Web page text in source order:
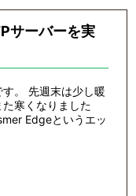
サーバーを実
。 先週末は少し暖
寒くなりました
Edgeというエッ